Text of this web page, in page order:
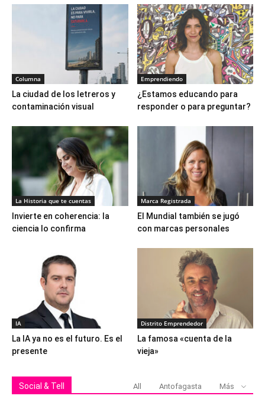
Columna
La ciudad de los letreros y
contaminación visual
Emprendiendo
¿Estamos educando para
responder o para preguntar?
La Historia que te cuentas
Invierte en coherencia: la
ciencia lo confirma
Marca Registrada
El Mundial también se jugó
con marcas personales
IA
La IA ya no es el futuro. Es el
presente
Distrito Emprendedor
La famosa «cuenta de la
vieja»
Social & Tell All Antofagasta Más